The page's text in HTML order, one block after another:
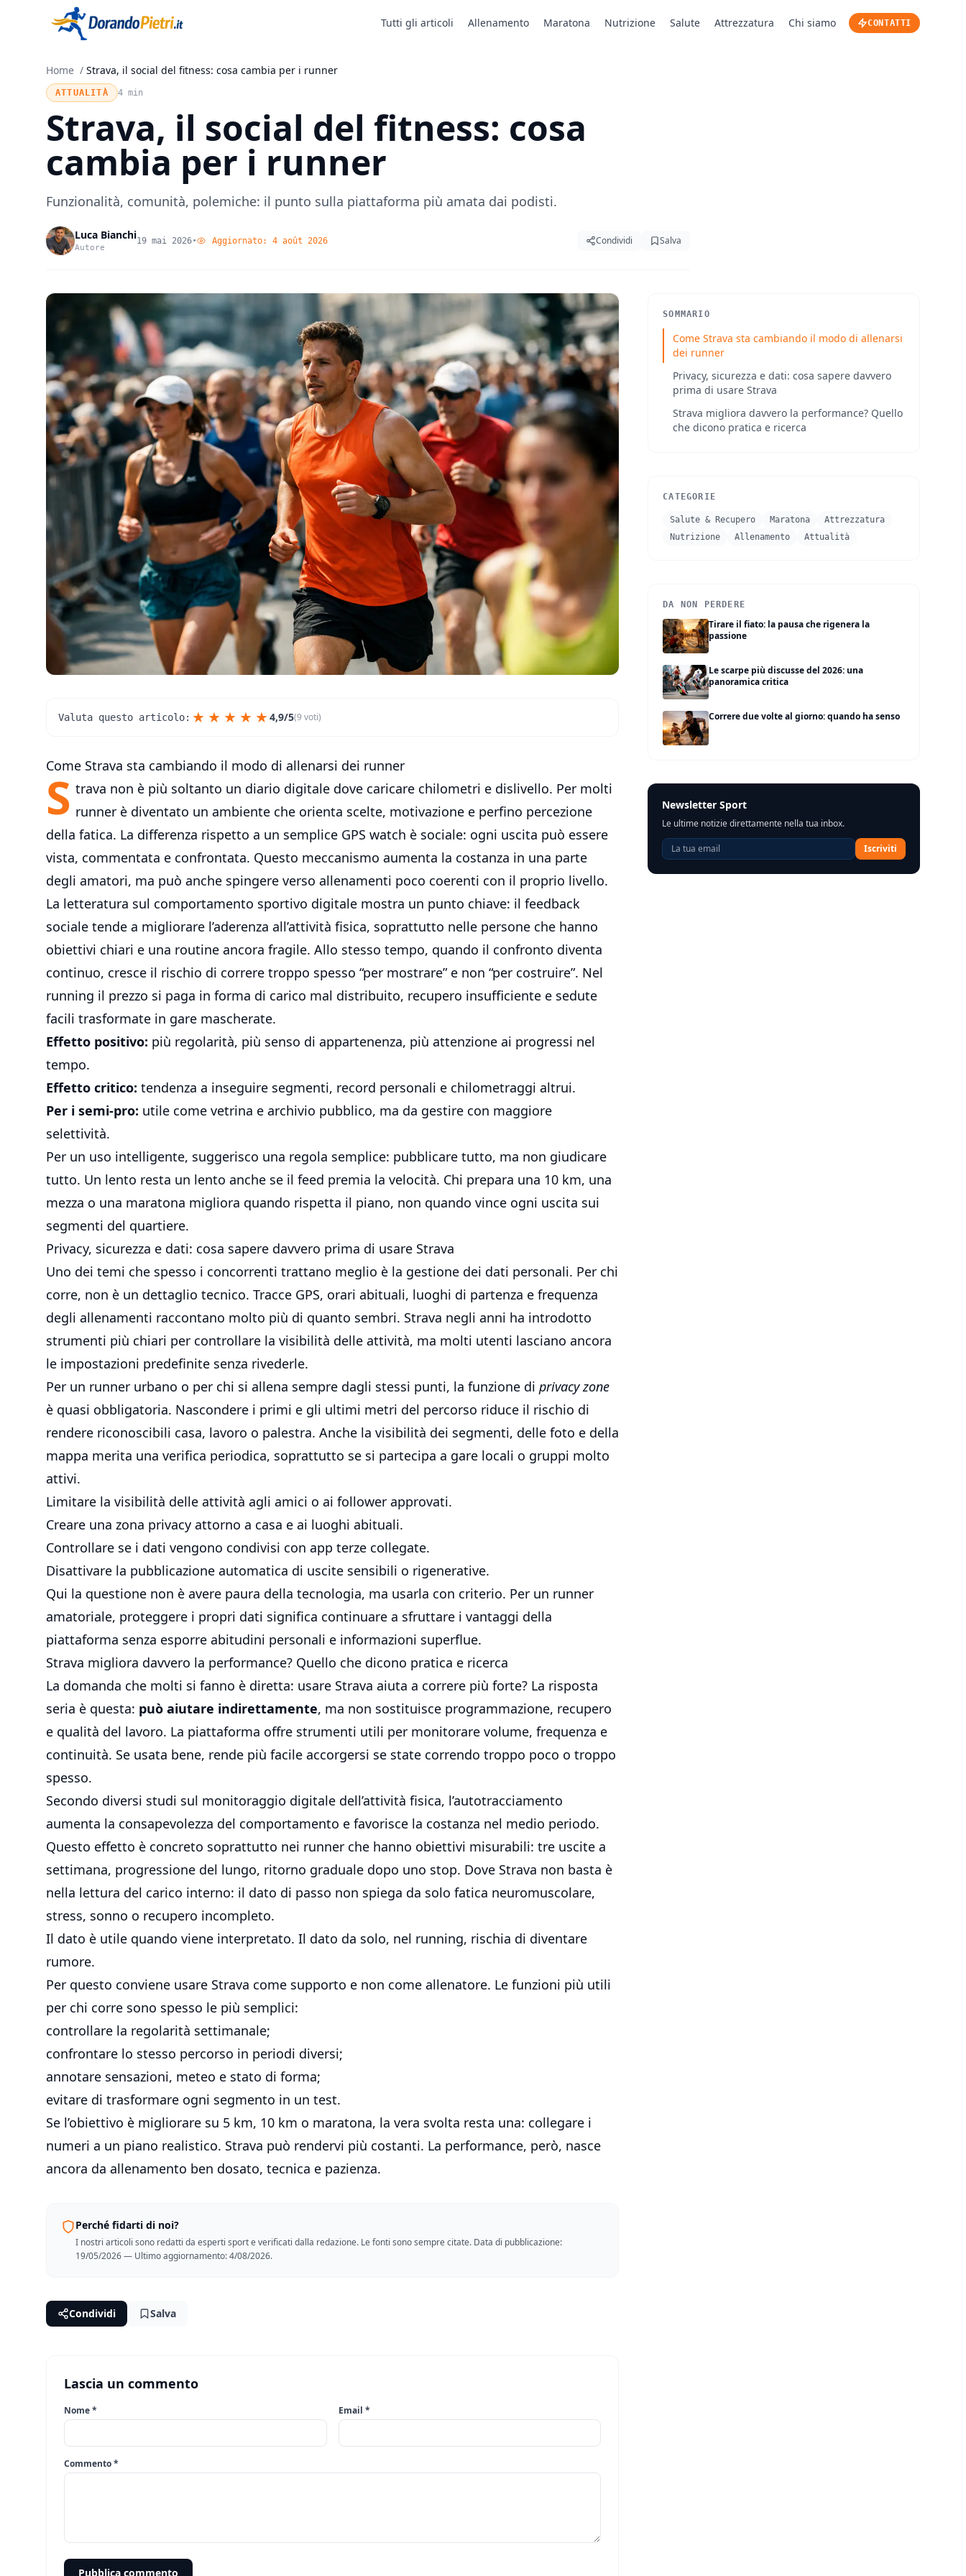
Tutti gli articoli Allenamento Maratona Nutrizione Salute Attrezzatura Chi siamo CONTATTI
Home / Strava, il social del fitness: cosa cambia per i runner
ATTUALITÀ 4 min
Strava, il social del fitness: cosa
cambia per i runner
Funzionalità, comunità, polemiche: il punto sulla piattaforma più amata dai podisti.
Luca Bianchi
Autore
19 mai 2026• Aggiornato: 4 août 2026 Condividi Salva
Valuta questo articolo: ★ ★ ★ ★ ★4,9/5(9 voti)
Come Strava sta cambiando il modo di allenarsi dei runner
S trava non è più soltanto un diario digitale dove caricare chilometri e dislivello. Per molti
runner è diventato un ambiente che orienta scelte, motivazione e perfino percezione
della fatica. La differenza rispetto a un semplice GPS watch è sociale: ogni uscita può essere
vista, commentata e confrontata. Questo meccanismo aumenta la costanza in una parte
degli amatori, ma può anche spingere verso allenamenti poco coerenti con il proprio livello.
La letteratura sul comportamento sportivo digitale mostra un punto chiave: il feedback
sociale tende a migliorare l’aderenza all’attività fisica, soprattutto nelle persone che hanno
obiettivi chiari e una routine ancora fragile. Allo stesso tempo, quando il confronto diventa
continuo, cresce il rischio di correre troppo spesso “per mostrare” e non “per costruire”. Nel
running il prezzo si paga in forma di carico mal distribuito, recupero insufficiente e sedute
facili trasformate in gare mascherate.
Effetto positivo: più regolarità, più senso di appartenenza, più attenzione ai progressi nel
tempo.
Effetto critico: tendenza a inseguire segmenti, record personali e chilometraggi altrui.
Per i semi-pro: utile come vetrina e archivio pubblico, ma da gestire con maggiore
selettività.
Per un uso intelligente, suggerisco una regola semplice: pubblicare tutto, ma non giudicare
tutto. Un lento resta un lento anche se il feed premia la velocità. Chi prepara una 10 km, una
mezza o una maratona migliora quando rispetta il piano, non quando vince ogni uscita sui
segmenti del quartiere.
Privacy, sicurezza e dati: cosa sapere davvero prima di usare Strava
Uno dei temi che spesso i concorrenti trattano meglio è la gestione dei dati personali. Per chi
corre, non è un dettaglio tecnico. Tracce GPS, orari abituali, luoghi di partenza e frequenza
degli allenamenti raccontano molto più di quanto sembri. Strava negli anni ha introdotto
strumenti più chiari per controllare la visibilità delle attività, ma molti utenti lasciano ancora
le impostazioni predefinite senza rivederle.
Per un runner urbano o per chi si allena sempre dagli stessi punti, la funzione di privacy zone
è quasi obbligatoria. Nascondere i primi e gli ultimi metri del percorso riduce il rischio di
rendere riconoscibili casa, lavoro o palestra. Anche la visibilità dei segmenti, delle foto e della
mappa merita una verifica periodica, soprattutto se si partecipa a gare locali o gruppi molto
attivi.
Limitare la visibilità delle attività agli amici o ai follower approvati.
Creare una zona privacy attorno a casa e ai luoghi abituali.
Controllare se i dati vengono condivisi con app terze collegate.
Disattivare la pubblicazione automatica di uscite sensibili o rigenerative.
Qui la questione non è avere paura della tecnologia, ma usarla con criterio. Per un runner
amatoriale, proteggere i propri dati significa continuare a sfruttare i vantaggi della
piattaforma senza esporre abitudini personali e informazioni superflue.
Strava migliora davvero la performance? Quello che dicono pratica e ricerca
La domanda che molti si fanno è diretta: usare Strava aiuta a correre più forte? La risposta
seria è questa: può aiutare indirettamente, ma non sostituisce programmazione, recupero
e qualità del lavoro. La piattaforma offre strumenti utili per monitorare volume, frequenza e
continuità. Se usata bene, rende più facile accorgersi se state correndo troppo poco o troppo
spesso.
Secondo diversi studi sul monitoraggio digitale dell’attività fisica, l’autotracciamento
aumenta la consapevolezza del comportamento e favorisce la costanza nel medio periodo.
Questo effetto è concreto soprattutto nei runner che hanno obiettivi misurabili: tre uscite a
settimana, progressione del lungo, ritorno graduale dopo uno stop. Dove Strava non basta è
nella lettura del carico interno: il dato di passo non spiega da solo fatica neuromuscolare,
stress, sonno o recupero incompleto.
Il dato è utile quando viene interpretato. Il dato da solo, nel running, rischia di diventare
rumore.
Per questo conviene usare Strava come supporto e non come allenatore. Le funzioni più utili
per chi corre sono spesso le più semplici:
controllare la regolarità settimanale;
confrontare lo stesso percorso in periodi diversi;
annotare sensazioni, meteo e stato di forma;
evitare di trasformare ogni segmento in un test.
Se l’obiettivo è migliorare su 5 km, 10 km o maratona, la vera svolta resta una: collegare i
numeri a un piano realistico. Strava può rendervi più costanti. La performance, però, nasce
ancora da allenamento ben dosato, tecnica e pazienza.
Perché fidarti di noi?
I nostri articoli sono redatti da esperti sport e verificati dalla redazione. Le fonti sono sempre citate. Data di pubblicazione:
19/05/2026 — Ultimo aggiornamento: 4/08/2026.
Condividi Salva
Lascia un commento
Nome * Email *
Commento *
Pubblica commento
SOMMARIO
Come Strava sta cambiando il modo di allenarsi
dei runner
Privacy, sicurezza e dati: cosa sapere davvero
prima di usare Strava
Strava migliora davvero la performance? Quello
che dicono pratica e ricerca
CATEGORIE
Salute & Recupero Maratona
Attrezzatura
Nutrizione
Allenamento Attualità
DA NON PERDERE
Tirare il fiato: la pausa che rigenera la
passione
Le scarpe più discusse del 2026: una
panoramica critica
Correre due volte al giorno: quando ha senso
Newsletter Sport
Le ultime notizie direttamente nella tua inbox.
Iscriviti